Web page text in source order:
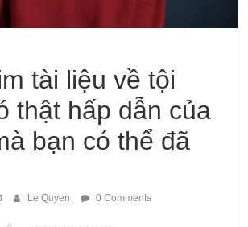
tài liệu về tội
thật hấp dẫn của
bạn có thể đã
Le Quyen 0 Comments